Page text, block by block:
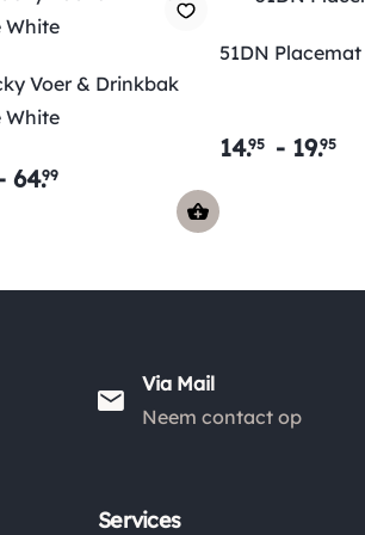
Voer & Drinkbak
White
64.99
51DN
14.95 - 19.95
Via Mail
Neem contact op
Services